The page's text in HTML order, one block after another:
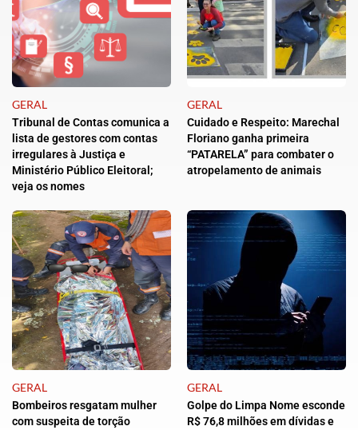
GERAL
Tribunal de Contas comunica a
lista de gestores com contas
irregulares à Justiça e
Ministério Público Eleitoral;
veja os nomes
GERAL
Cuidado e Respeito: Marechal
Floriano ganha primeira
“PATARELA” para combater o
atropelamento de animais
GERAL
Bombeiros resgatam mulher
com suspeita de torção
GERAL
Golpe do Limpa Nome esconde
R$ 76,8 milhões em dívidas e